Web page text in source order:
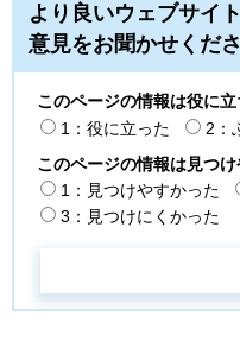
より良いウェブサイ
意見をお聞かせくだ
このページの情報は役に立
1：役に立った
2：
このページの情報は見つ
1：見つけやすかった
3：見つけにくかった